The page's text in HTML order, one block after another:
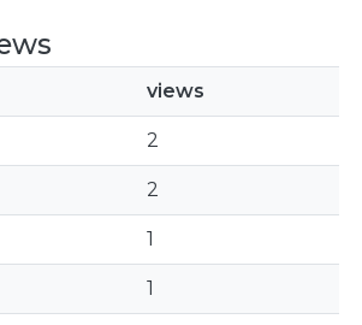
views
2
2
1
1